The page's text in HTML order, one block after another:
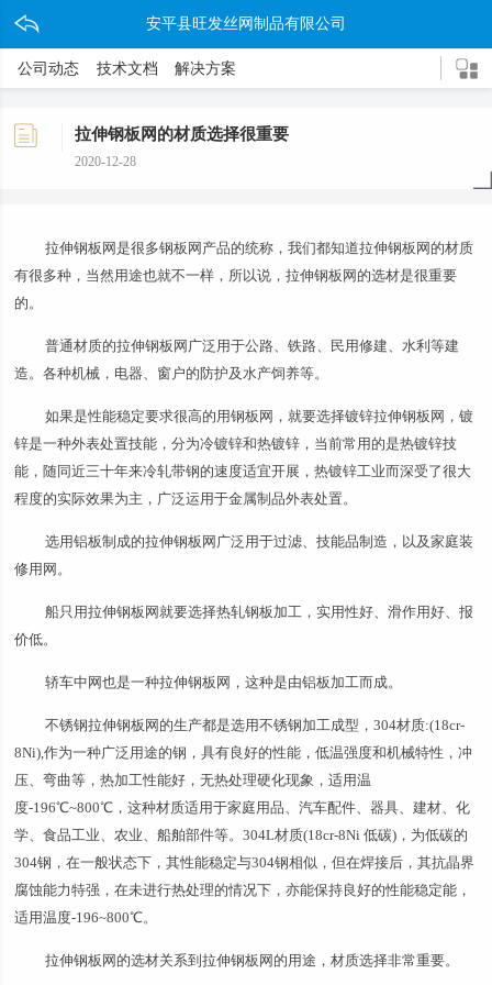
安平县旺发丝网制品有限公司
公司动态 技术文档 解决方案
拉伸钢板网的材质选择很重要
2020-12-28
拉伸钢板网是很多钢板网产品的统称，我们都知道拉伸钢板网的材质
有很多种，当然用途也就不一样，所以说，拉伸钢板网的选材是很重要
的。
普通材质的拉伸钢板网广泛用于公路、铁路、民用修建、水利等建
造。各种机械，电器、窗户的防护及水产饲养等。
如果是性能稳定要求很高的用钢板网，就要选择镀锌拉伸钢板网，镀
锌是一种外表处置技能，分为冷镀锌和热镀锌，当前常用的是热镀锌技
能，随同近三十年来冷轧带钢的速度适宜开展，热镀锌工业而深受了很大
程度的实际效果为主，广泛运用于金属制品外表处置。
选用铝板制成的拉伸钢板网广泛用于过滤、技能品制造，以及家庭装
修用网。
船只用拉伸钢板网就要选择热轧钢板加工，实用性好、滑作用好、报
价低。
轿车中网也是一种拉伸钢板网，这种是由铝板加工而成。
不锈钢拉伸钢板网的生产都是选用不锈钢加工成型，304材质:(18cr-
8Ni),作为一种广泛用途的钢，具有良好的性能，低温强度和机械特性，冲
压、弯曲等，热加工性能好，无热处理硬化现象，适用温
度-196℃~800℃，这种材质适用于家庭用品、汽车配件、器具、建材、化
学、食品工业、农业、船舶部件等。304L材质(18cr-8Ni 低碳)，为低碳的
304钢，在一般状态下，其性能稳定与304钢相似，但在焊接后，其抗晶界
腐蚀能力特强，在未进行热处理的情况下，亦能保持良好的性能稳定能，
适用温度-196~800℃。
拉伸钢板网的选材关系到拉伸钢板网的用途，材质选择非常重要。